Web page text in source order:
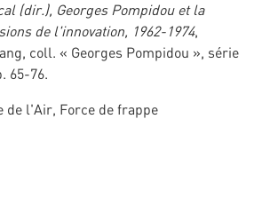
(dir.), Georges Pompidou et la
de l'innovation, 1962-1974,
coll. « Georges Pompidou », série
65-76.
de l'Air, Force de frappe